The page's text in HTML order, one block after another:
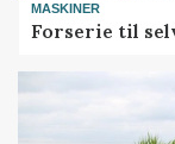
MASKINER
Forserie til